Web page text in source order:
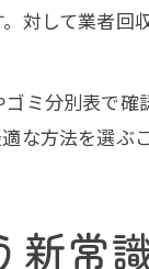
対して業者
ミ分別表で
な方法を選ぶ
新常